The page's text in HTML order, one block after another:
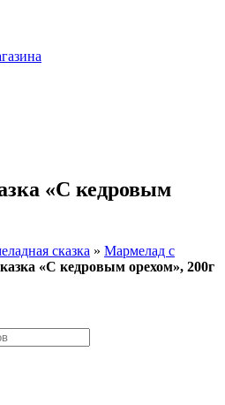
«С кедровым
сказка » Мармелад с
«С кедровым орехом», 200г